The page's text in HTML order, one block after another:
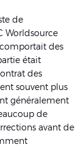
de
Worldsource
des
était
des
souvent plus
généralement
de
avant de